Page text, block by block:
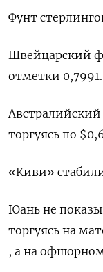
Фунт
Швейцарский
отметки 0,7991​.
торгуясь по
«Киви»
Юань не
торгуясь на
, а на